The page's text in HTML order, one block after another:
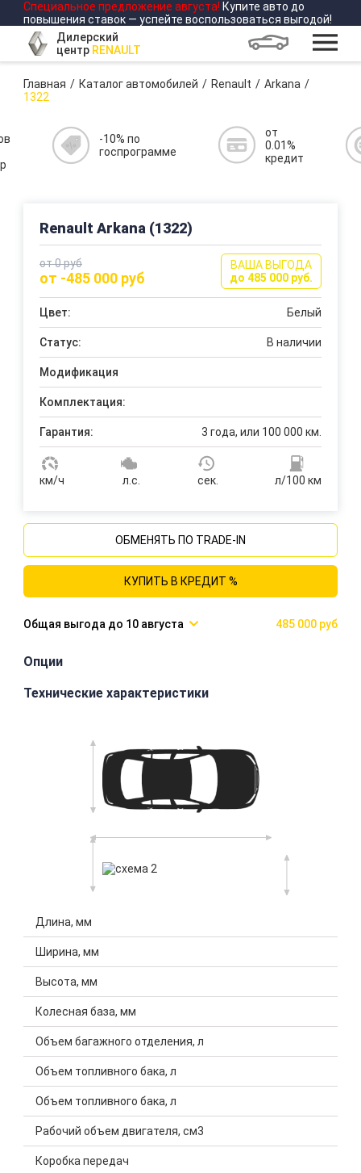
Специальное предложение августа! Купите авто до
повышения ставок — успейте воспользоваться выгодой!
Дилерский
центр RENAULT
Главная Каталог автомобилей Renault
Arkana
1322
-10% по
госпрограмме
от
0.01%
кредит
Renault Arkana (1322)
от 0 руб
от -485 000 руб
ВАША ВЫГОДА
до 485 000 руб.
Цвет: Белый
Статус: В наличии
Модификация
Комплектация:
Гарантия: 3 года, или 100 000 км.
км/ч л.с. сек. л/100 км
КУПИТЬ В КРЕДИТ %
ОБМЕНЯТЬ ПО TRADE-IN
10 августа 485 000 руб
Опции
Технические характеристики
Длина, мм
Ширина, мм
Высота, мм
Колесная база, мм
Объем багажного отделения, л
Объем топливного бака, л
Объем топливного бака, л
Рабочий объем двигателя, см3
Коробка передач